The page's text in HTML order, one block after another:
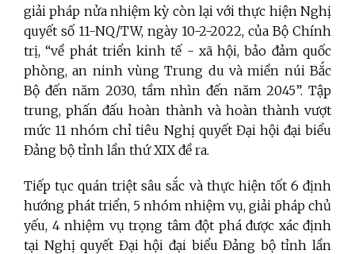
giải pháp nửa nhiệm kỳ còn lại với thực hiện Nghị
quyết số 11-NQ/TW, ngày 10-2-2022, của Bộ Chính
trị, “về phát triển kinh tế - xã hội, bảo đảm quốc
phòng, an ninh vùng Trung du và miền núi Bắc
Bộ đến năm 2030, tầm nhìn đến năm 2045”. Tập
trung, phấn đấu hoàn thành và hoàn thành vượt
mức 11 nhóm chỉ tiêu Nghị quyết Đại hội đại biểu
Đảng bộ tỉnh lần thứ XIX đề ra.
Tiếp tục quán triệt sâu sắc và thực hiện tốt 6 định
hướng phát triển, 5 nhóm nhiệm vụ, giải pháp chủ
yếu, 4 nhiệm vụ trọng tâm đột phá được xác định
tại Nghị quyết Đại hội đại biểu Đảng bộ tỉnh lần